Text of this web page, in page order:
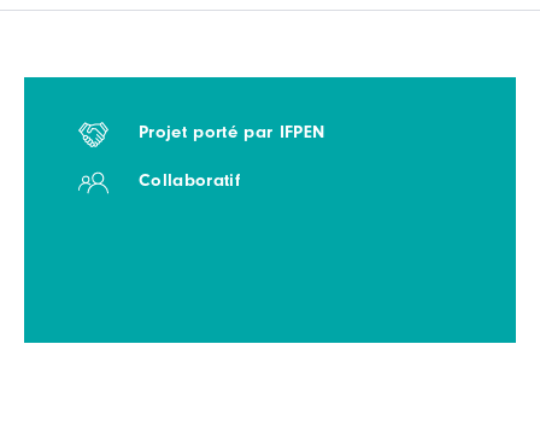
Projet porté par IFPEN
Collaboratif